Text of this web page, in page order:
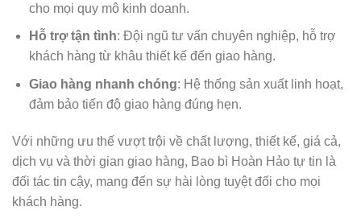
cho mọi quy mô kinh doanh.
Hỗ trợ tận tình: Đội ngũ tư vấn chuyên nghiệp, hỗ trợ
khách hàng từ khâu thiết kế đến giao hàng.
Giao hàng nhanh chóng: Hệ thống sản xuất linh hoạt,
đảm bảo tiến độ giao hàng đúng hẹn.
Với những ưu thế vượt trội về chất lượng, thiết kế, giá cả,
dịch vụ và thời gian giao hàng, Bao bì Hoàn Hảo tự tin là
đối tác tin cậy, mang đến sự hài lòng tuyệt đối cho mọi
khách hàng.